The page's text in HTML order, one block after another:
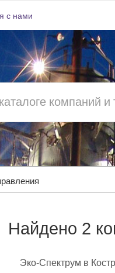
с нами
Найдено 2
Эко-Спектрум в